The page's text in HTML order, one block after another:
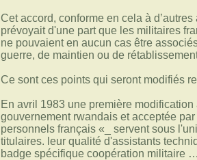
Cet accord, conforme en cela à
prévoyait d'une part que les militaires
ne pouvaient en aucun cas être
guerre, de maintien ou de
Ce sont ces points qui seront modifiés
En avril 1983 une première
gouvernement rwandais et acceptée
personnels français «_ servent sous
titulaires. leur qualité d'assistants
badge spécifique coopération militaire